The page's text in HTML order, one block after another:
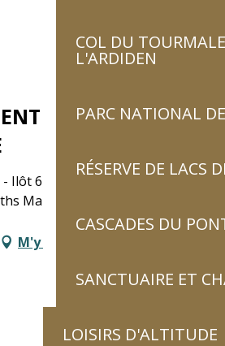
COL DU
L'ARDIDEN
PARC NATIONAL
RÉSERVE DE LACS
CASCADES DU
SANCTUAIRE ET
LOISIRS D'ALTITUDE
DANS
6 Résidence Pyrénées
Marcats, 65120 Luz-Saint-
M'y rendre